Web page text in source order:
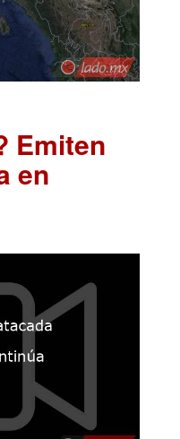
Emiten
en